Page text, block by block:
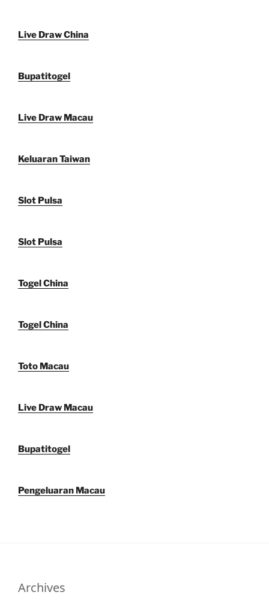
Live Draw China
Bupatitogel
Live Draw Macau
Keluaran Taiwan
Slot Pulsa
Slot Pulsa
Togel China
Togel China
Toto Macau
Live Draw Macau
Bupatitogel
Pengeluaran Macau
Archives